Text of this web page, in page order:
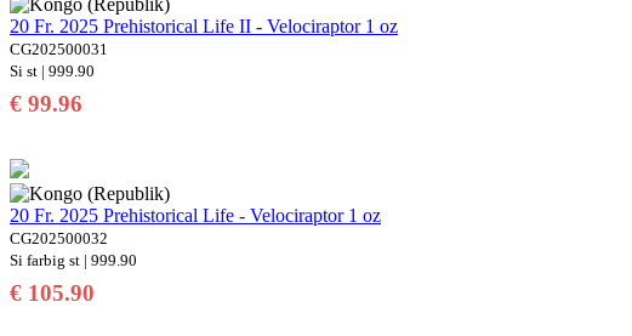
20 Fr. 2025 Prehistorical Life II - Velociraptor 1 oz
CG202500031
Si st | 999.90
€ 99.96
20 Fr. 2025 Prehistorical Life - Velociraptor 1 oz
CG202500032
Si farbig st | 999.90
€ 105.90